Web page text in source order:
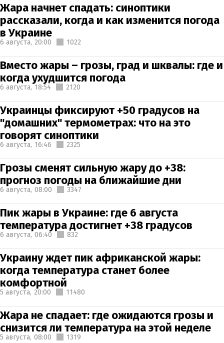
Жара начнет спадать: синоптики
рассказали, когда и как изменится погода
в Украине
6 августа, 20:00 1022
Вместо жары – грозы, град и шквалы: где и
когда ухудшится погода
6 августа, 18:54 2120
Украинцы фиксируют +50 градусов на
"домашних" термометрах: что на это
говорят синоптики
6 августа, 16:46 2325
Грозы сменят сильную жару до +38:
прогноз погоды на ближайшие дни
6 августа, 08:00 3347
Пик жары в Украине: где 6 августа
температура достигнет +38 градусов
6 августа, 06:40 832
Украину ждет пик африканской жары:
когда температура станет более
комфортной
5 августа, 20:00 11480
Жара не спадает: где ожидаются грозы и
снизится ли температура на этой неделе
5 августа, 08:00 1319